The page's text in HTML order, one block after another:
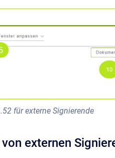
für externe Signierende
externen